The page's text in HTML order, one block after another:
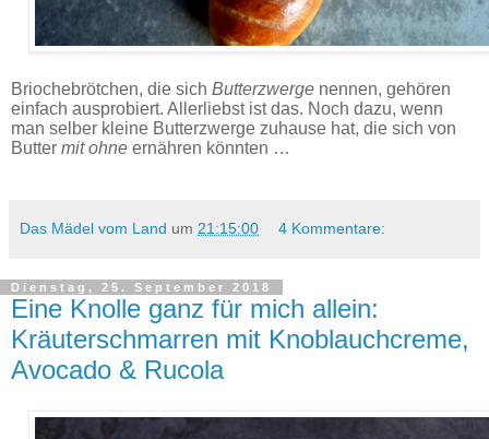
Briochebrötchen, die sich Butterzwerge nennen, gehören
einfach ausprobiert. Allerliebst ist das. Noch dazu, wenn
man selber kleine Butterzwerge zuhause hat, die sich von
Butter mit ohne ernähren könnten …
Das Mädel vom Land um 21:15:00 4 Kommentare:
Dienstag, 25. September 2018
Eine Knolle ganz für mich allein:
Kräuterschmarren mit Knoblauchcreme,
Avocado & Rucola